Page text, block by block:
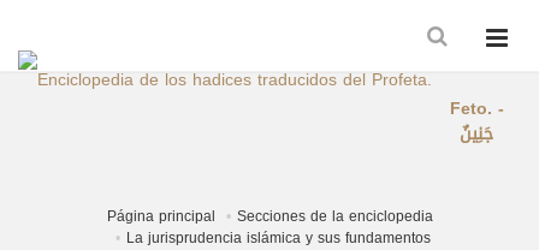
Feto. -
جَنِينٌ
Página principal
Secciones de la enciclopedia
La jurisprudencia islámica y sus fundamentos